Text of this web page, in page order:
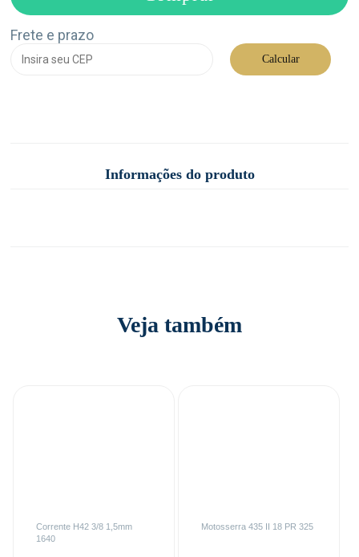
Frete e prazo
Calcular
Informações do produto
Veja também
Corrente H42 3/8 1,5mm
1640
Motosserra 435 II 18 PR 325